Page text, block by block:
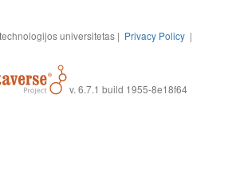
universitetas | Privacy Policy |
v. 6.7.1 build 1955-8e18f64